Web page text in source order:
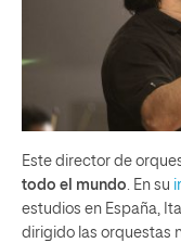
Este director de
todo el mundo. En su
estudios en España,
dirigido las orquestas